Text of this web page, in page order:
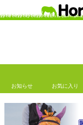
お知らせ お気に入り